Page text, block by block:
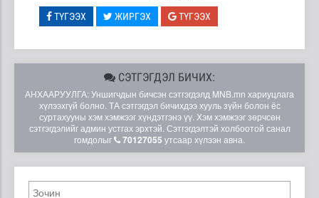
ТҮГЭЭХ ЖИРГЭХ ТҮГЭЭХ
СЭТГЭГДЭЛ БИЧИХ:
АНХААРУУЛГА: Уншигчдын бичсэн сэтгэгдэлд MNB.mn хариуцлага
хүлээхгүй болно. ТА сэтгэгдэл бичихдээ хууль зүйн болон ёс
суртахууны хэм хэмжээг хүндэтгэнэ үү. Хэм хэмжээг зөрчсөн
сэтгэгдэлийг админ устгах эрхтэй. Сэтгэгдэлтэй холбоотой санал
гомдолыг
70127055 утсаар хүлээн авна.